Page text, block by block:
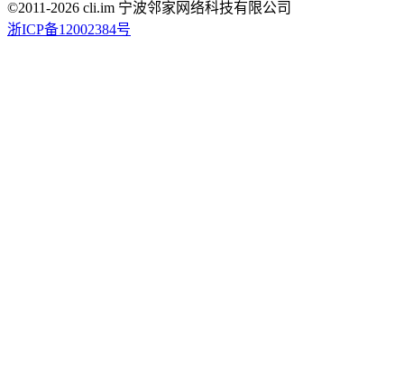
©2011-2026 cli.im 宁波邻家网络科技有限公司
浙ICP备12002384号